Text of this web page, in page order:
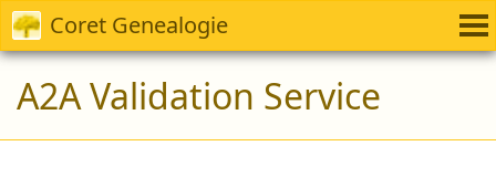
Coret Genealogie
A2A Validation Service